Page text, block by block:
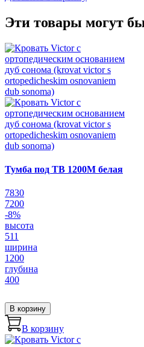
Эти товары могут
Тумба под ТВ 1200М белая
7830
7200
-8%
высота
511
ширина
1200
глубина
400
В корзину
В корзину